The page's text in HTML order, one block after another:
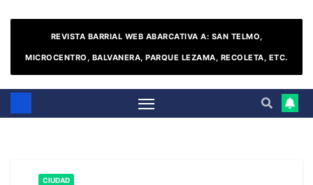
REVISTA BARRIAL WEB ABARCATIVA A: SAN TELMO,
MICROCENTRO, BALVANERA, PARQUE LEZAMA, RECOLETA, ETC.
CIUDAD